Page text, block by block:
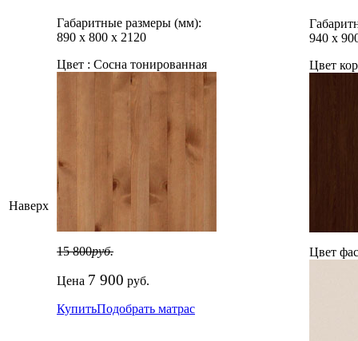
Наверх
Габаритные размеры (мм):
890 х 800 х 2120
Цвет : Сосна тонированная
15 800руб.
Цена 7 900 руб.
КупитьПодобрать матрас
940 х
Цвет
Цвет